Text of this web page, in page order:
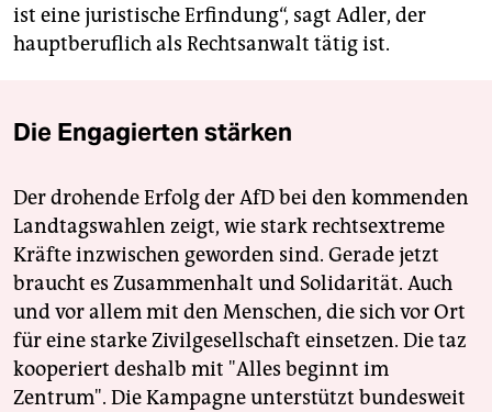
ist eine juristische Erfindung“, sagt Adler, der
hauptberuflich als Rechtsanwalt tätig ist.
Die Engagierten stärken
Der drohende Erfolg der AfD bei den kommenden
Landtagswahlen zeigt, wie stark rechtsextreme
Kräfte inzwischen geworden sind. Gerade jetzt
braucht es Zusammenhalt und Solidarität. Auch
und vor allem mit den Menschen, die sich vor Ort
für eine starke Zivilgesellschaft einsetzen. Die taz
kooperiert deshalb mit "Alles beginnt im
Zentrum". Die Kampagne unterstützt bundesweit